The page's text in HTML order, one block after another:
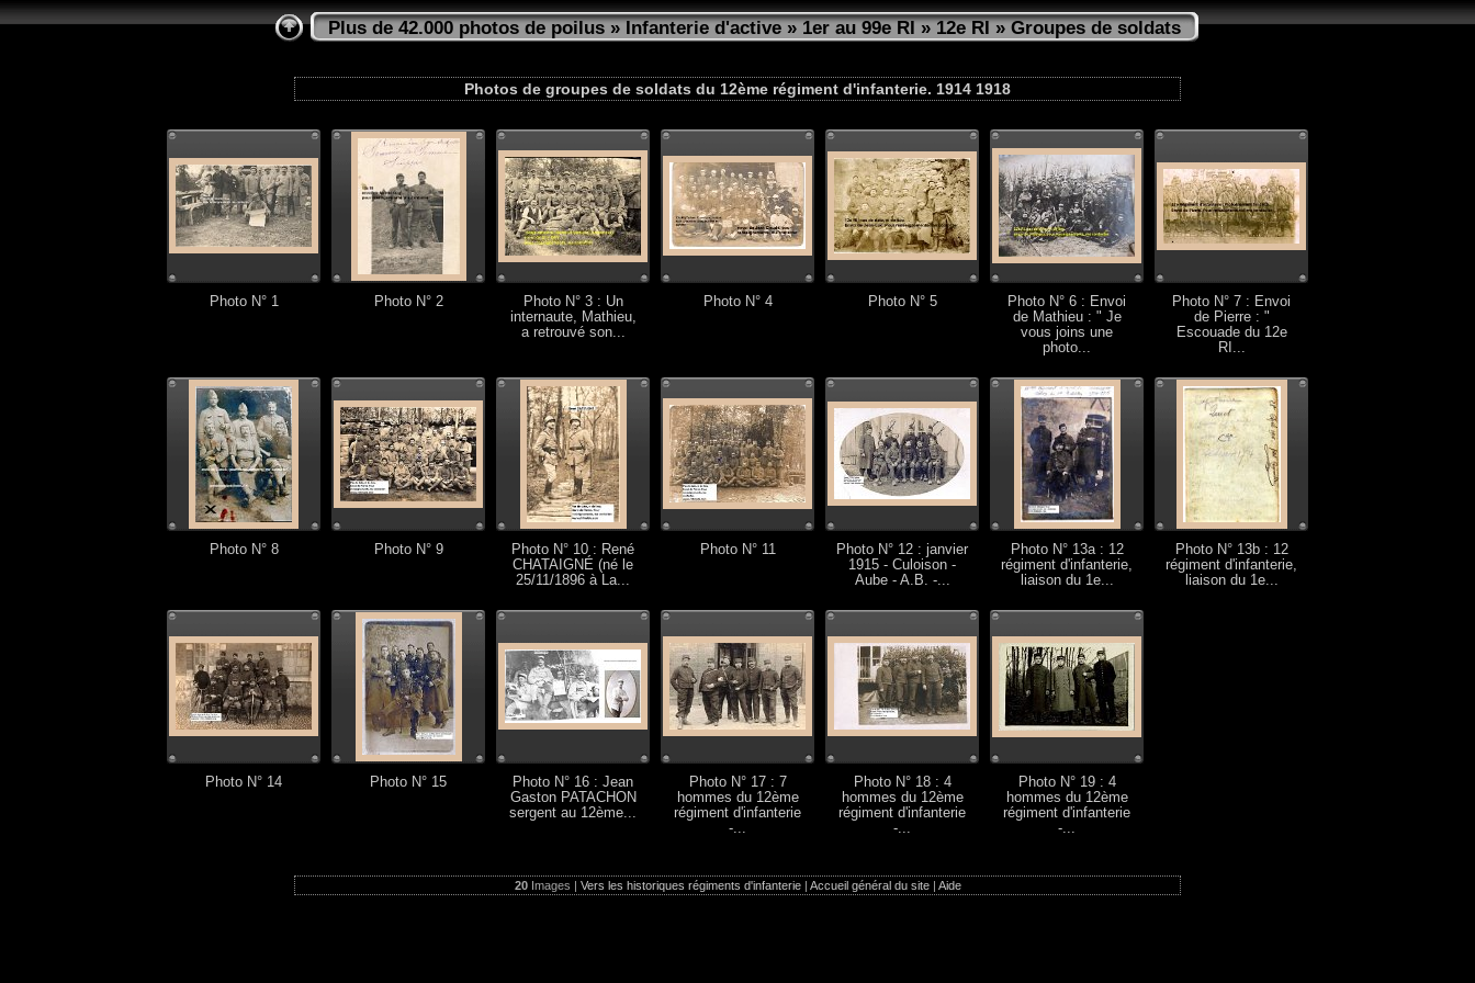
Plus de 42.000 photos de poilus»Infanterie d'active»1er au 99e RI»12e RI» Groupes de soldats
Photos de groupes de soldats du 12ème régiment d'infanterie. 1914 1918
Photo N° 1 Photo N° 2
Photo N° 3 : Un
internaute, Mathieu,
a retrouvé son...
Photo N° 4 Photo N° 5
Photo N° 6 : Envoi
de Mathieu : " Je
vous joins une
photo...
Photo N° 7 : Envoi
de Pierre : "
Escouade du 12e
RI...
Photo N° 8 Photo N° 9
Photo N° 10 : René
CHATAIGNÉ (né le
25/11/1896 à La...
Photo N° 11
Photo N° 12 : janvier
1915 - Culoison -
Aube - A.B. -...
Photo N° 13a : 12
régiment d'infanterie,
liaison du 1e...
Photo N° 13b : 12
régiment d'infanterie,
liaison du 1e...
Photo N° 14 Photo N° 15
Photo N° 16 : Jean
Gaston PATACHON
sergent au 12ème...
Photo N° 17 : 7
hommes du 12ème
régiment d'infanterie
-...
Photo N° 18 : 4
hommes du 12ème
régiment d'infanterie
-...
Photo N° 19 : 4
hommes du 12ème
régiment d'infanterie
-...
20Images | Vers les historiques régiments d'infanterie| Accueil général du site| Aide